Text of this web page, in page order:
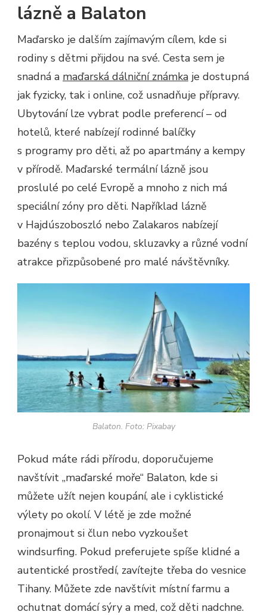
lázně a Balaton
Maďarsko je dalším zajímavým cílem, kde si
rodiny s dětmi přijdou na své. Cesta sem je
snadná a maďarská dálniční známka je dostupná
jak fyzicky, tak i online, což usnadňuje přípravy.
Ubytování lze vybrat podle preferencí – od
hotelů, které nabízejí rodinné balíčky
s programy pro děti, až po apartmány a kempy
v přírodě. Maďarské termální lázně jsou
proslulé po celé Evropě a mnoho z nich má
speciální zóny pro děti. Například lázně
v Hajdúszoboszló nebo Zalakaros nabízejí
bazény s teplou vodou, skluzavky a různé vodní
atrakce přizpůsobené pro malé návštěvníky.
Balaton. Foto: Pixabay
Pokud máte rádi přírodu, doporučujeme
navštívit „maďarské moře“ Balaton, kde si
můžete užít nejen koupání, ale i cyklistické
výlety po okolí. V létě je zde možné
pronajmout si člun nebo vyzkoušet
windsurfing. Pokud preferujete spíše klidné a
autentické prostředí, zavítejte třeba do vesnice
Tihany. Můžete zde navštívit místní farmu a
ochutnat domácí sýry a med, což děti nadchne.